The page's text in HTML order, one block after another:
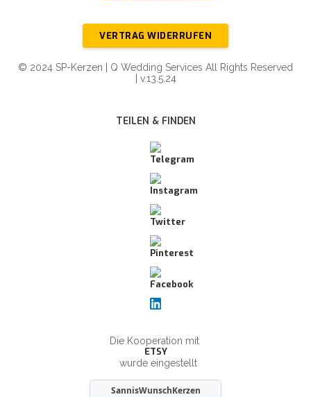
VERTRAG WIDERRUFEN
© 2024 SP-Kerzen | Q Wedding Services All Rights Reserved
| v.13.5.24
TEILEN & FINDEN
Die Kooperation mit
ETSY
wurde eingestellt
SannisWunschKerzen